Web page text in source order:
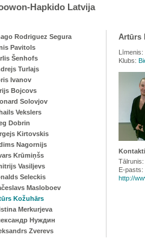
Hapkido Latvija
Rodriguez Segura
Pavitols
Šenhofs
Turlajs
Ivanov
Bojcovs
Solovjov
Vekslers
Dobrin
Kirtovskis
Nagornijs
Krūmiņšs
Vasiljevs
Seleckis
Masloboev
Kožuhārs
Merkurjeva
Нуждин
Zverevs
Artūrs
Līmenis:
Klubs:
E-pasts:
http://